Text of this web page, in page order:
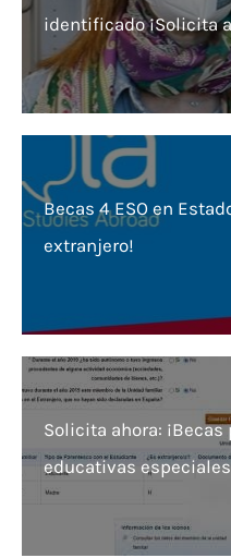
identificado ¡Solicita
Becas 4 ESO en
extranjero!
Solicita ahora:
educativas